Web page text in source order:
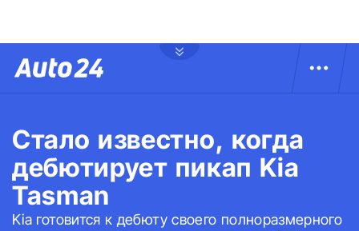
Стало известно, когда
дебютирует пикап Kia
Tasman
Kia готовится к дебюту своего полноразмерного